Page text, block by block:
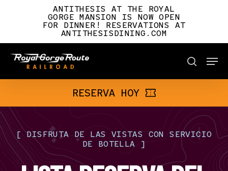
ANTITHESIS AT THE ROYAL
GORGE MANSION IS NOW OPEN
FOR DINNER! RESERVATIONS AT
ANTITHESISDINING.COM
search
Menu
RESERVA HOY
[ DISFRUTA DE LAS VISTAS CON SERVICIO
DE
BOTELLA ]